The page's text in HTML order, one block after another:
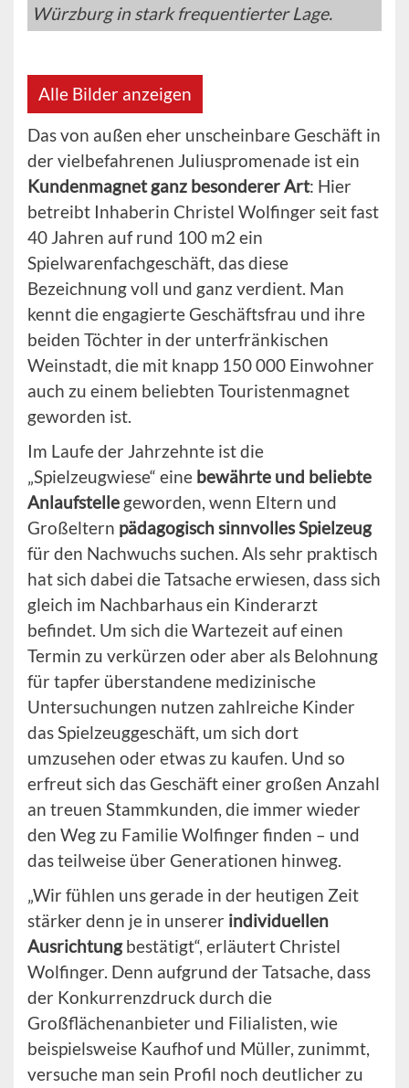
Würzburg in stark frequentierter Lage.
Alle Bilder anzeigen
Das von außen eher unscheinbare Geschäft in
der vielbefahrenen Juliuspromenade ist ein
Kundenmagnet ganz besonderer Art: Hier
betreibt Inhaberin Christel Wolfinger seit fast
40 Jahren auf rund 100 m2 ein
Spielwarenfachgeschäft, das diese
Bezeichnung voll und ganz verdient. Man
kennt die engagierte Geschäftsfrau und ihre
beiden Töchter in der unterfränkischen
Weinstadt, die mit knapp 150 000 Einwohner
auch zu einem beliebten Touristenmagnet
geworden ist.
Im Laufe der Jahrzehnte ist die
„Spielzeugwiese“ eine bewährte und beliebte
Anlaufstelle geworden, wenn Eltern und
Großeltern pädagogisch sinnvolles Spielzeug
für den Nachwuchs suchen. Als sehr praktisch
hat sich dabei die Tatsache erwiesen, dass sich
gleich im Nachbarhaus ein Kinderarzt
befindet. Um sich die Wartezeit auf einen
Termin zu verkürzen oder aber als Belohnung
für tapfer überstandene medizinische
Untersuchungen nutzen zahlreiche Kinder
das Spielzeuggeschäft, um sich dort
umzusehen oder etwas zu kaufen. Und so
erfreut sich das Geschäft einer großen Anzahl
an treuen Stammkunden, die immer wieder
den Weg zu Familie Wolfinger finden – und
das teilweise über Generationen hinweg.
„Wir fühlen uns gerade in der heutigen Zeit
stärker denn je in unserer individuellen
Ausrichtungbestätigt“, erläutert Christel
Wolfinger. Denn aufgrund der Tatsache, dass
der Konkurrenzdruck durch die
Großflächenanbieter und Filialisten, wie
beispielsweise Kaufhof und Müller, zunimmt,
versuche man sein Profil noch deutlicher zu